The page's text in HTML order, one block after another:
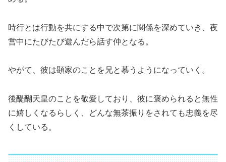
時行とは行動を共にする中で次第に関係を深めていき、夜
営中にたびたび遊んだら話す仲となる。
やがて、彼は顕家のことを兄と慕うようになっていく。
後醍醐天皇のことを敬愛しており、彼に褒められると無性
に嬉しくなるらしく、どんな無茶振りをされても忠義を尽
くしている。